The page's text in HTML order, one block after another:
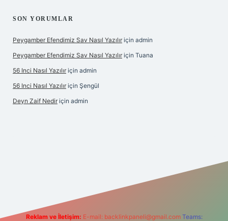
SON YORUMLAR
Peygamber Efendimiz Sav Nasıl Yazılır için admin
Peygamber Efendimiz Sav Nasıl Yazılır için Tuana
56 Inci Nasıl Yazılır için admin
56 Inci Nasıl Yazılır için Şengül
Deyn Zaif Nedir için admin
Reklam ve İletişim: E-mail: backlinkpaneli@gmail.com Teams: